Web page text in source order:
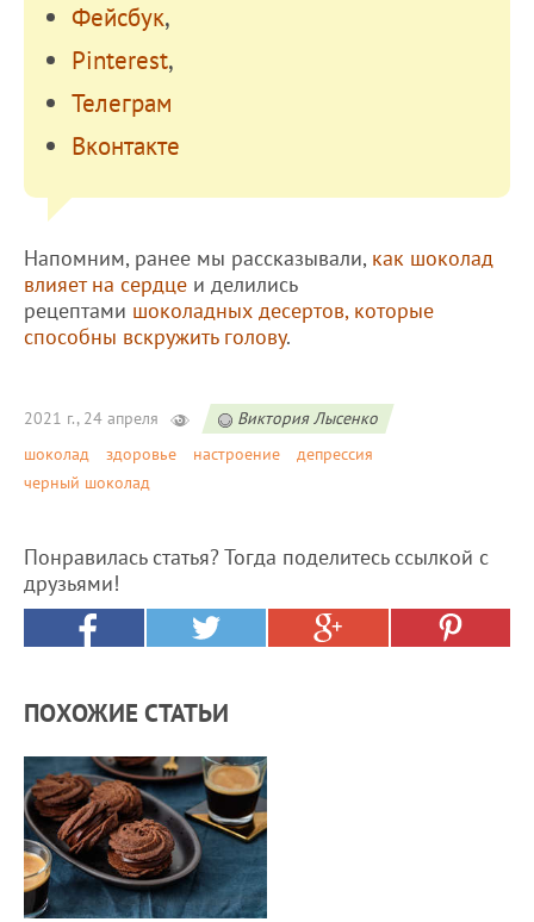
Фейсбук,
Pinterest,
Телеграм
Вконтакте
Напомним, ранее мы рассказывали, как шоколад
влияет на сердце и делились
рецептами шоколадных десертов, которые
способны вскружить голову.
2021 г., 24 апреля
Виктория Лысенко
шоколад
здоровье настроение
депрессия
черный шоколад
Понравилась статья? Тогда поделитесь ссылкой с
друзьями!
ПОХОЖИЕ СТАТЬИ